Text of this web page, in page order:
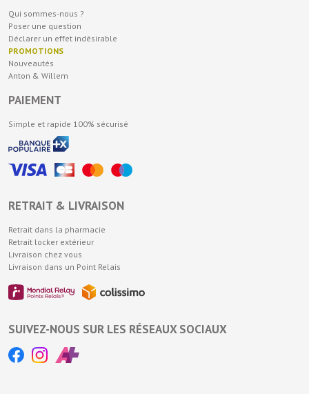
Qui sommes-nous ?
Poser une question
Déclarer un effet indésirable
PROMOTIONS
Nouveautés
Anton & Willem
PAIEMENT
Simple et rapide 100% sécurisé
RETRAIT & LIVRAISON
Retrait dans la pharmacie
Retrait locker extérieur
Livraison chez vous
Livraison dans un Point Relais
SUIVEZ-NOUS SUR LES RÉSEAUX SOCIAUX